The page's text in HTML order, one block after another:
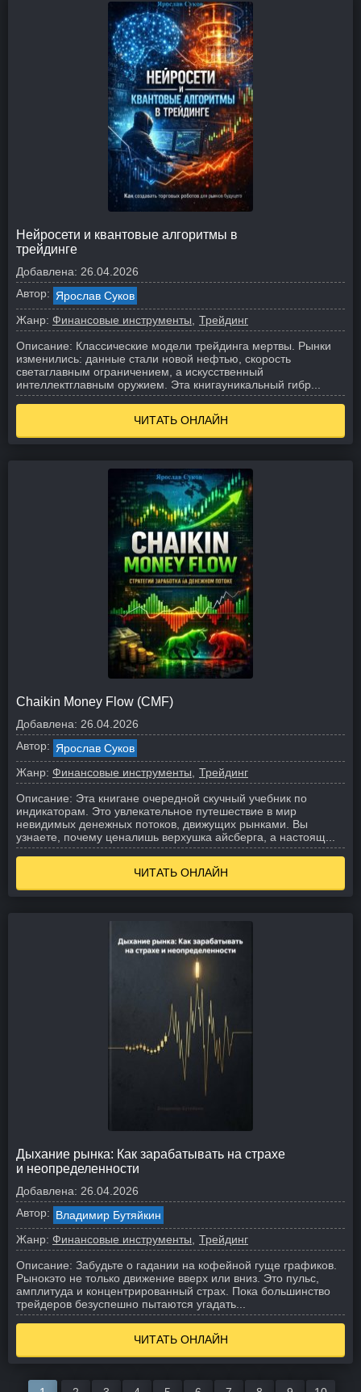
Нейросети и квантовые алгоритмы в
трейдинге
Добавлена: 26.04.2026
Автор: Ярослав Суков
Жанр: Финансовые инструменты
Трейдинг
Описание: Классические модели трейдинга мертвы. Рынки
изменились: данные стали новой нефтью, скорость
светаглавным ограничением, а искусственный
интеллектглавным оружием. Эта книгауникальный гибр...
ЧИТАТЬ ОНЛАЙН
Chaikin Money Flow (CMF)
Добавлена: 26.04.2026
Автор: Ярослав Суков
Жанр: Финансовые инструменты
Трейдинг
Описание: Эта книгане очередной скучный учебник по
индикаторам. Это увлекательное путешествие в мир
невидимых денежных потоков, движущих рынками. Вы
узнаете, почему ценалишь верхушка айсберга, а настоящ...
ЧИТАТЬ ОНЛАЙН
Дыхание рынка: Как зарабатывать на страхе
и неопределенности
Добавлена: 26.04.2026
Автор: Владимир Бутяйкин
Жанр: Финансовые инструменты
Трейдинг
Описание: Забудьте о гадании на кофейной гуще графиков.
Рынокэто не только движение вверх или вниз. Это пульс,
амплитуда и концентрированный страх. Пока большинство
трейдеров безуспешно пытаются угадать...
ЧИТАТЬ ОНЛАЙН